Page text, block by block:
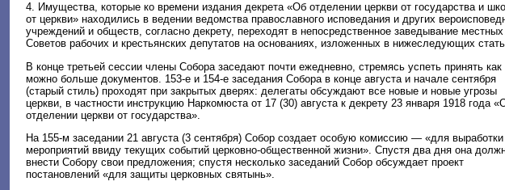
4. Имущества, которые ко времени издания декрета «Об отделении церкви от государства и
от церкви» находились в ведении ведомства православного исповедания и других
учреждений и обществ, согласно декрету, переходят в непосредственное заведывание местных
Советов рабочих и крестьянских депутатов на основаниях, изложенных в нижеследующих
В конце третьей сессии члены Собора заседают почти ежедневно, стремясь успеть принять как
можно больше документов. 153-е и 154-е заседания Собора в конце августа и начале сентября
(старый стиль) проходят при закрытых дверях: делегаты обсуждают все новые и новые угрозы
церкви, в частности инструкцию Наркомюста от 17 (30) августа к декрету 23 января 1918 года
отделении церкви от государства».
На 155-м заседании 21 августа (3 сентября) Собор создает особую комиссию — «для выработки
мероприятий ввиду текущих событий церковно-общественной жизни». Спустя два дня она
внести Собору свои предложения; спустя несколько заседаний Собор обсуждает проект
постановлений «для защиты церковных святынь».